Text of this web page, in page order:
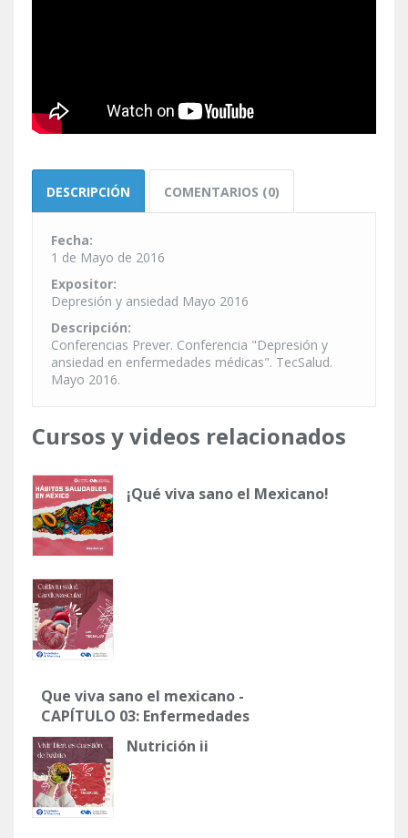
DESCRIPCIÓN COMENTARIOS (0)
Fecha:
1 de Mayo de 2016
Expositor:
Depresión y ansiedad Mayo 2016
Descripción:
Conferencias Prever. Conferencia "Depresión y
ansiedad en enfermedades médicas". TecSalud.
Mayo 2016.
Cursos y videos relacionados
¡Qué viva sano el Mexicano!
Que viva sano el mexicano -
CAPÍTULO 03: Enfermedades
cardiovascularesNutrición ii